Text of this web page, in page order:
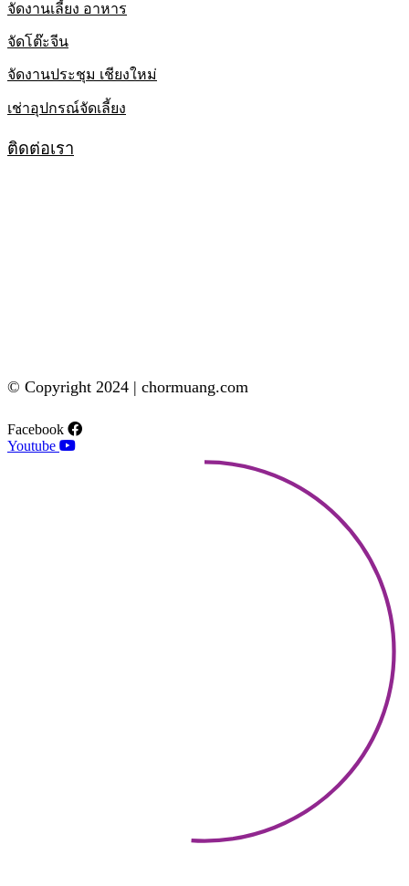
จัดงานเลี้ยง อาหาร
จัดโต๊ะจีน
จัดงานประชุม เชียงใหม่
เช่าอุปกรณ์จัดเลี้ยง
ติดต่อเรา
© Copyright 2024 | chormuang.com
Facebook
Youtube